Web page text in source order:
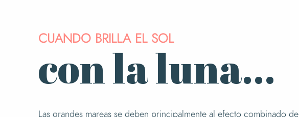
CUANDO BRILLA EL SOL
con la luna...
Las grandes mareas se deben principalmente al efecto combinado de